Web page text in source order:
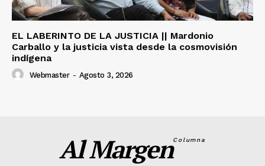
EL LABERINTO DE LA JUSTICIA || Mardonio
Carballo y la justicia vista desde la cosmovisión
indígena
Webmaster - Agosto 3, 2026
Al MargenColumna